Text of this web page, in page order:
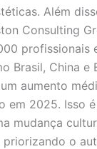
Além
Consulting
profissionais
Brasil, China e
aumento
em 2025. Isso
mudança
priorizando o